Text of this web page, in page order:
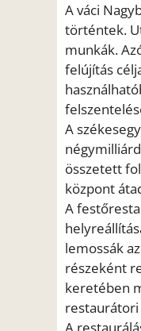
A váci
történtek.
munkák.
felújítás
A
összetett
központ
A
lemossák
részeként
keretében
restaurátori